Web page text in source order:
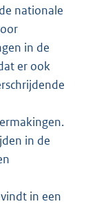
nationale
in de
er ook
in de
in een